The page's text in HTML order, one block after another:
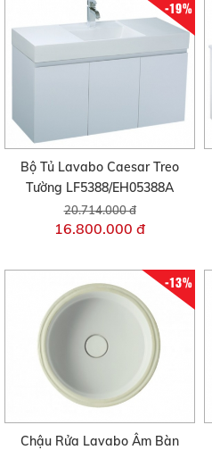
-19%
Bộ Tủ Lavabo Caesar Treo
Tường LF5388/EH05388A
20.714.000 đ
16.800.000 đ
-13%
Chậu Rửa Lavabo Âm Bàn